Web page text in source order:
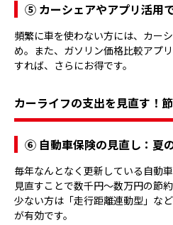
⑤ カーシェアやアプリ活用
頻繁に車を使わない方には、カー
め。また、ガソリン価格比較アプ
すれば、さらにお得です。
カーライフの支出を見直す！
⑥ 自動車保険の見直し：夏
毎年なんとなく更新している自動
見直すことで数千円〜数万円の節
少ない方は「走行距離連動型」な
が有効です。